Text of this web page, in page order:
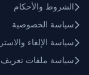
الشروط والأحكام
سياسة الخصوصية
سياسة الإلغاء
سياسة ملفات تعريف